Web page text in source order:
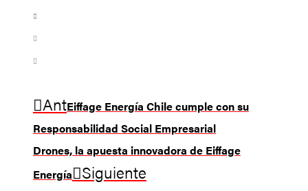
AntEiffage Energía Chile cumple con su
Responsabilidad Social Empresarial
Drones, la apuesta innovadora de Eiffage
Energía
Siguiente